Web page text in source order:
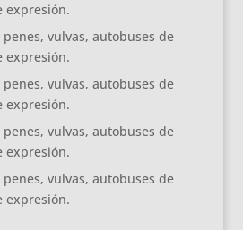
expresión.
penes, vulvas, autobuses de
expresión.
penes, vulvas, autobuses de
expresión.
penes, vulvas, autobuses de
expresión.
penes, vulvas, autobuses de
expresión.